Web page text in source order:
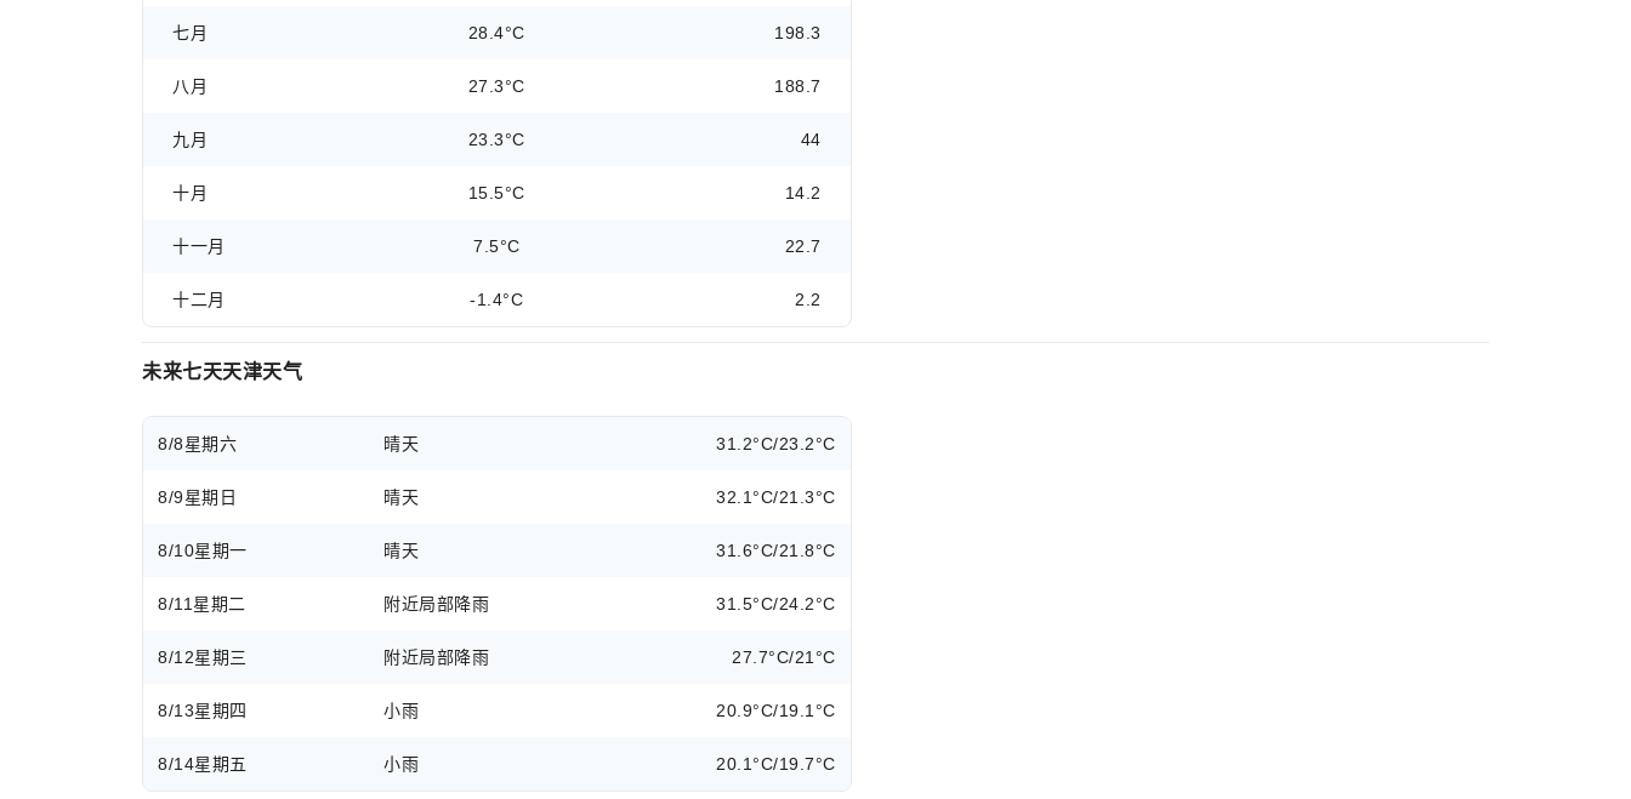
七月 28.4°C 198.3
八月 27.3°C 188.7
九月 23.3°C 44
十月 15.5°C 14.2
十一月 7.5°C 22.7
十二月 -1.4°C 2.2
未来七天天津天气
8/8星期六 晴天 31.2°C/23.2°C
8/9星期日 晴天 32.1°C/21.3°C
8/10星期一 晴天 31.6°C/21.8°C
8/11 星期二 附近局部降雨 31.5°C/24.2°C
8/12星期三 附近局部降雨 27.7°C/21°C
8/13星期四 小雨 20.9°C/19.1°C
8/14星期五 小雨 20.1°C/19.7°C